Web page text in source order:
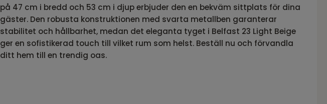
på 47 cm i bredd och 53 cm i djup erbjuder den en bekväm sittplats för dina
gäster. Den robusta konstruktionen med svarta metallben garanterar
stabilitet och hållbarhet, medan det eleganta tyget i Belfast 23 Light Beige
ger en sofistikerad touch till vilket rum som helst. Beställ nu och förvandla
ditt hem till en trendig oas.